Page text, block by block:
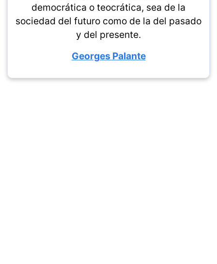
democrática o teocrática, sea de la
sociedad del futuro como de la del pasado
y del presente.
Georges Palante